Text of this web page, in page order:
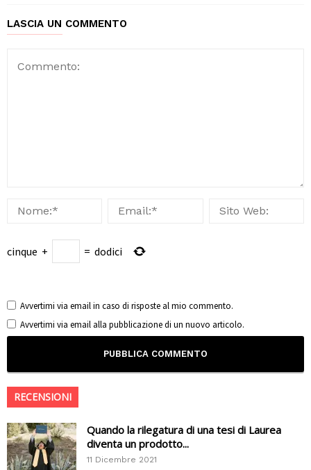
LASCIA UN COMMENTO
cinque + = dodici
Avvertimi via email in caso di risposte al mio commento.
Avvertimi via email alla pubblicazione di un nuovo articolo.
RECENSIONI
Quando la rilegatura di una tesi di Laurea
diventa un prodotto...
11 Dicembre 2021